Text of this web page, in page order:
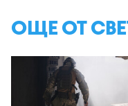
ОЩЕ ОТ